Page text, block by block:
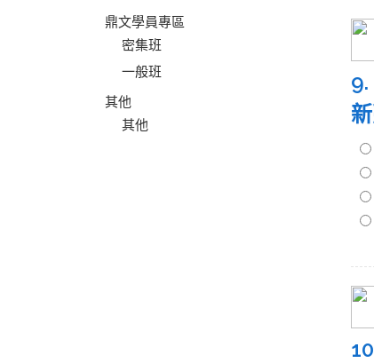
鼎文學員專區
密集班
一般班
其他
其他